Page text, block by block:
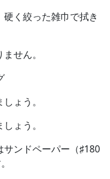
く絞った雑巾で拭き
せん。
ょう。
ょう。
サンドペーパー（♯180